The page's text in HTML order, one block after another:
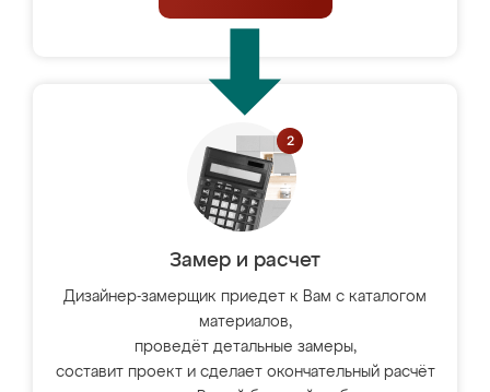
Замер и расчет
Дизайнер-замерщик приедет к Вам с каталогом
материалов,
проведёт детальные замеры,
составит проект и сделает окончательный расчёт